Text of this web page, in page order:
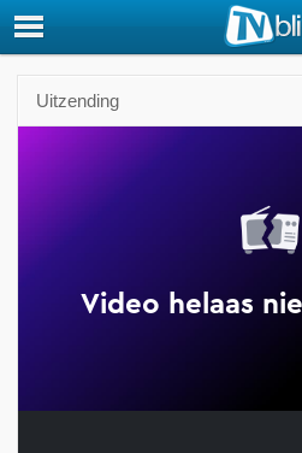
Uitzending